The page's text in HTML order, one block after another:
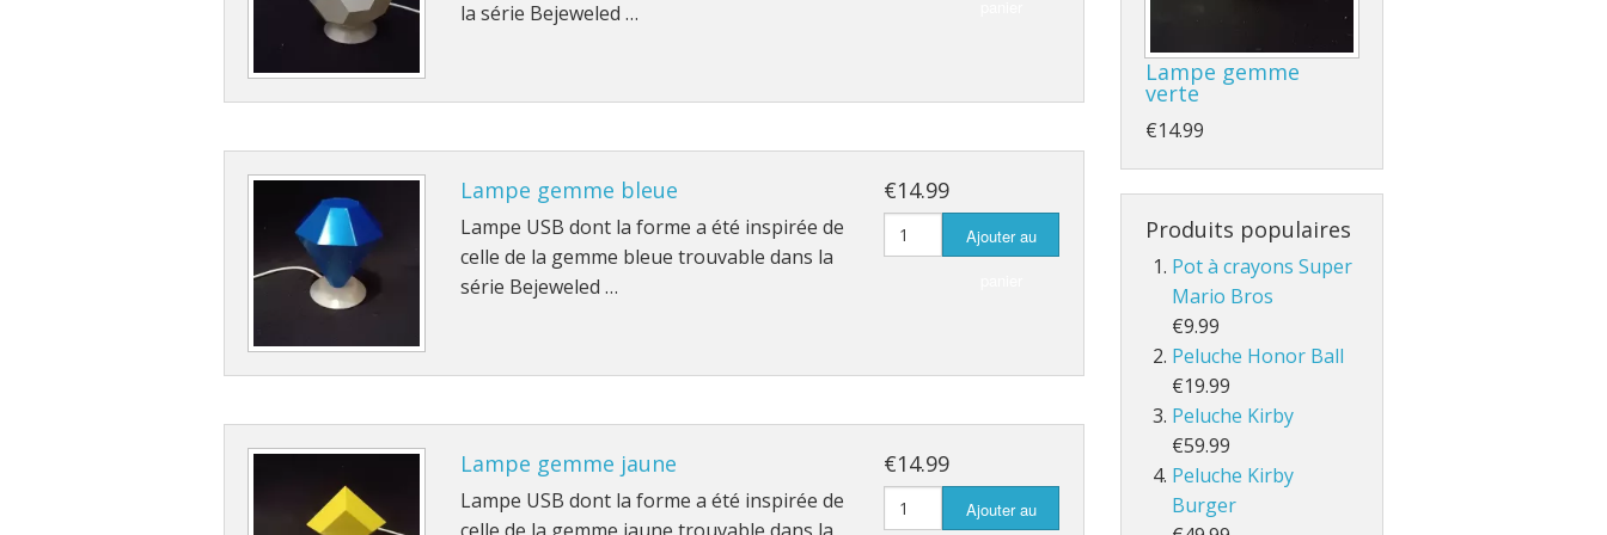
la série Bejeweled …
Lampe gemme bleue
Lampe USB dont la forme a été inspirée de
celle de la gemme bleue trouvable dans la
série Bejeweled …
€14.99
Ajouter au
Lampe gemme jaune
Lampe USB dont la forme a été inspirée de
€14.99
Ajouter au
Lampe gemme
verte
€14.99
Produits populaires
Pot à crayons Super
Mario Bros
€9.99
Peluche Honor Ball
€19.99
Peluche Kirby
€59.99
Peluche Kirby
Burger